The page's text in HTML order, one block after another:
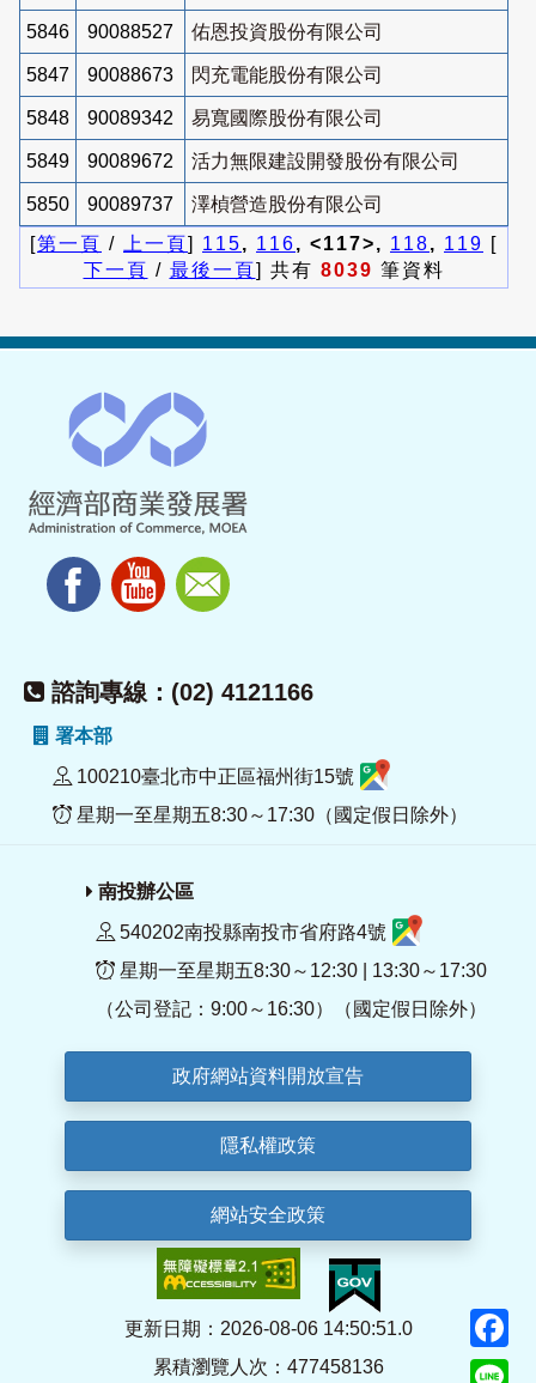
5846 90088527 佑恩投資股份有限公司
5847 90088673 閃充電能股份有限公司
5848 90089342 易寬國際股份有限公司
5849 90089672 活力無限建設開發股份有限公司
5850 90089737
澤楨營造股份有限公司
[第一頁 / 上一頁] 115, 116, <117>, 118, 119 [
下一頁 / 最後一頁] 共有 8039 筆資料
諮詢專線：(02) 4121166
署本部
100210臺北市中正區福州街15號
星期一至星期五8:30～17:30（國定假日除外）
南投辦公區
540202南投縣南投市省府路4號
星期一至星期五8:30～12:30 | 13:30～17:30
（公司登記：9:00～16:30）（國定假日除外）
政府網站資料開放宣告
隱私權政策
網站安全政策
更新日期：2026-08-06 14:50:51.0
累積瀏覽人次：477458136